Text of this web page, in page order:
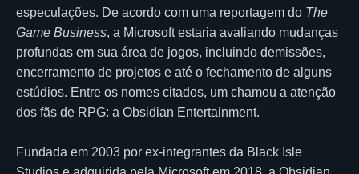
especulações. De acordo com uma reportagem do The
Game Business, a Microsoft estaria avaliando mudanças
profundas em sua área de jogos, incluindo demissões,
encerramento de projetos e até o fechamento de alguns
estúdios. Entre os nomes citados, um chamou a atenção
dos fãs de RPG: a Obsidian Entertainment.
Fundada em 2003 por ex-integrantes da Black Isle